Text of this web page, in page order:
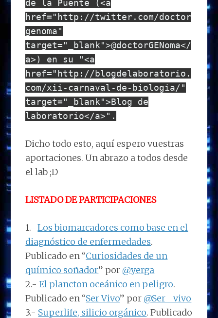
de la Puente (<a
href="http://twitter.com/doctor
genoma"
target="_blank">@doctorGENoma</
a>) en su "<a
href="http://blogdelaboratorio.
com/xii-carnaval-de-biologia/"
target="_blank">Blog de
laboratorio</a>".
Dicho todo esto, aquí espero vuestras
aportaciones. Un abrazo a todos desde
el lab ;D
LISTADO DE PARTICIPACIONES
1.-Los biomarcadores como base en el
diagnóstico de enfermedades.
Publicado en “Curiosidades de un
químico soñador” por @yerga
2.-El plancton oceánico en peligro.
Publicado en “Ser Vivo” por @Ser__vivo
3.- Superlife, silicio orgánico. Publicado